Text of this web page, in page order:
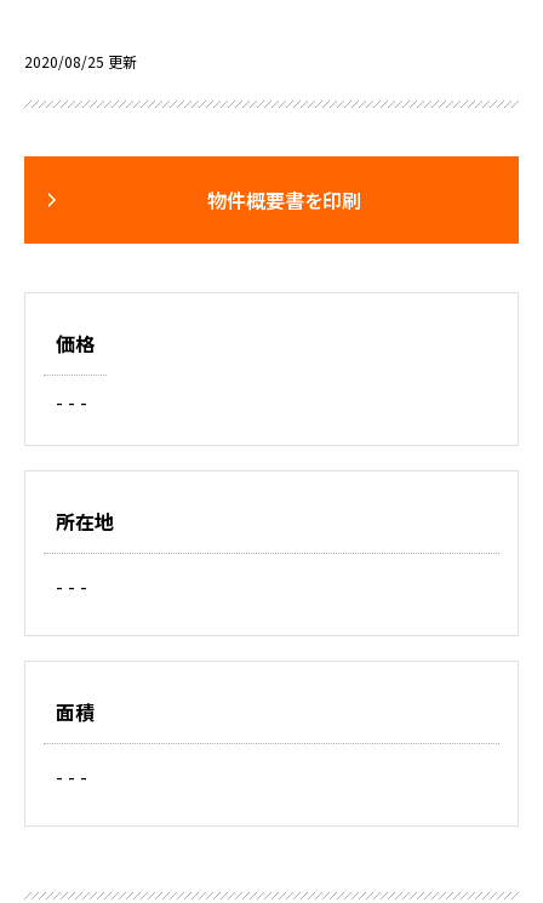
2020/08/25 更新
物件概要書を印刷
価格
- - -
所在地
- - -
面積
- - -